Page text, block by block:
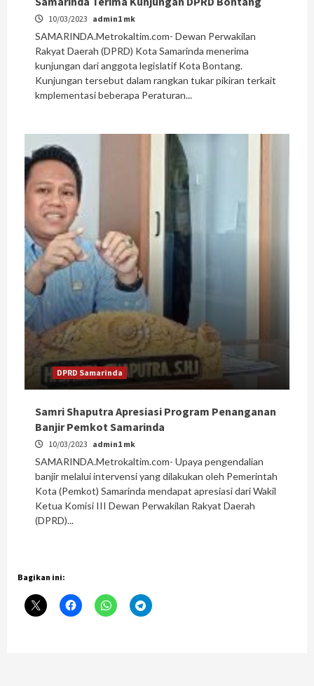
10/03/2023 admin1 mk
SAMARINDA.Metrokaltim.com- Dewan Perwakilan
Rakyat Daerah (DPRD) Kota Samarinda menerima
kunjungan dari anggota legislatif Kota Bontang.
Kunjungan tersebut dalam rangkan tukar pikiran terkait
kmplementasi beberapa Peraturan...
DPRD Samarinda
Samri Shaputra Apresiasi Program Penanganan
Banjir Pemkot Samarinda
10/03/2023 admin1 mk
SAMARINDA.Metrokaltim.com- Upaya pengendalian
banjir melalui intervensi yang dilakukan oleh Pemerintah
Kota (Pemkot) Samarinda mendapat apresiasi dari Wakil
Ketua Komisi III Dewan Perwakilan Rakyat Daerah
(DPRD)...
Bagikan ini: